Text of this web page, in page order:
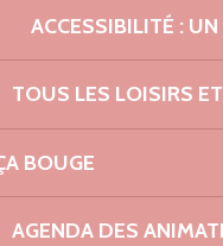
ACCESSIBILITÉ :
TOUS LES LOISIRS
BOUGE
AGENDA DES
Lannion